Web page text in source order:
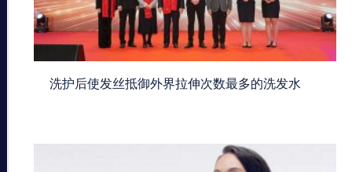
洗护后使发丝抵御外界拉伸次数最多的洗发水